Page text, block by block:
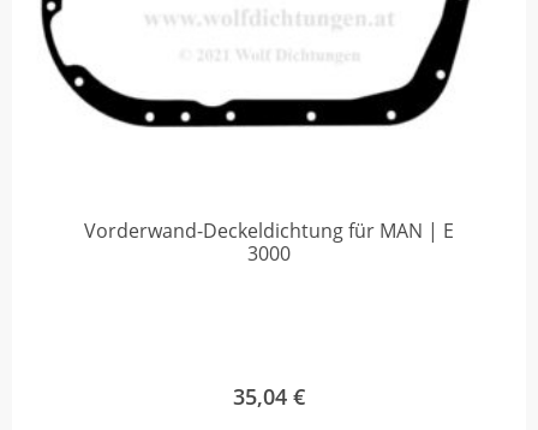
Vorderwand-Deckeldichtung für MAN | E
3000
35,04 €